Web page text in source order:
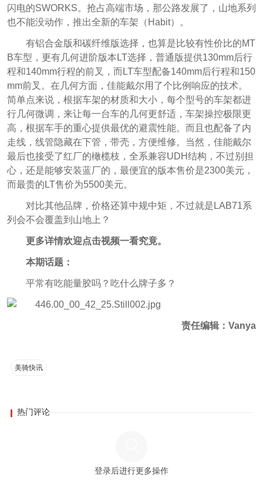
闪电的SWORKS。抢占高端市场，那公路发展了，山地系列
也不能没动作，推出全新的车架（Habit）。
有铝合金版和碳纤维版选择，也算是比较有性价比的MT
B车型，更有几何进阶版本LT选择，普通版提供130mm后行
程和140mm行程的前叉，而LT车型配备140mm后行程和150
mm前叉。在几何方面，佳能戴尔用了个比例响应的技术。
简单点来说，根据车架的材质和大小，每个型号的车架都进
行几何微调，来让每一台车的几何更舒适，车架操控极限更
高，根据车手的重心提供最优的避震性能。而且也配备了内
走线，线管隐藏在下管，带壳，方便维修。当然，佳能戴尔
最后也接受了红厂的橄榄枝，全系兼容UDH结构，不过别担
心，还是能够安装蓝厂的，最便宜的版本售价是2300美元，
而最贵的LT售价为5500美元。
对比其他品牌，价格还算中规中矩，不过就是LAB71系
列会不会覆盖到山地上？
更多详情欢迎点击视频一看究竟。
本期话题：
平常有吃能量胶吗？吃什么牌子多？
责任编辑：Vanya
美骑快讯
热门评论
登录后进行更多操作